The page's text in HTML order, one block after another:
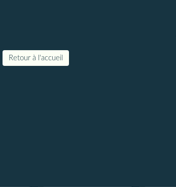
Retour à l'accueil